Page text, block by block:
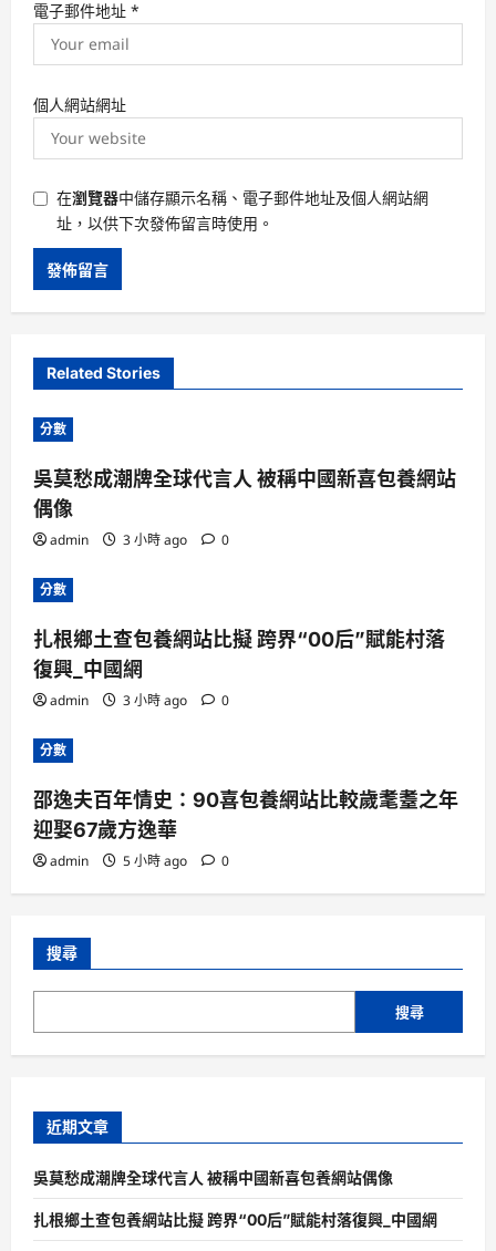
電子郵件地址 *
個人網站網址
在瀏覽器中儲存顯示名稱、電子郵件地址及個人網站網
址，以供下次發佈留言時使用。
Related Stories
分數
吳莫愁成潮牌全球代言人 被稱中國新喜包養網站
偶像
admin 3 小時 ago 0
分數
扎根鄉土查包養網站比擬 跨界“00后”賦能村落
復興_中國網
admin 3 小時 ago 0
分數
邵逸夫百年情史：90喜包養網站比較歲耄耋之年
迎娶67歲方逸華
admin 5 小時 ago 0
搜尋
搜尋
近期文章
吳莫愁成潮牌全球代言人 被稱中國新喜包養網站偶像
扎根鄉土查包養網站比擬 跨界“00后”賦能村落復興_中國網